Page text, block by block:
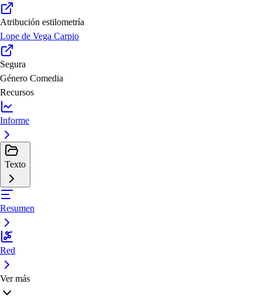
Atribución estilometría
Lope de Vega Carpio
Segura
Género Comedia
Recursos
Informe
Texto
Resumen
Red
Ver más